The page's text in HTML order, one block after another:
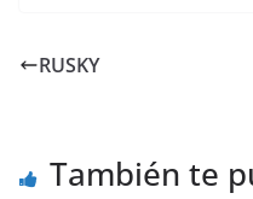
RUSKY
También te